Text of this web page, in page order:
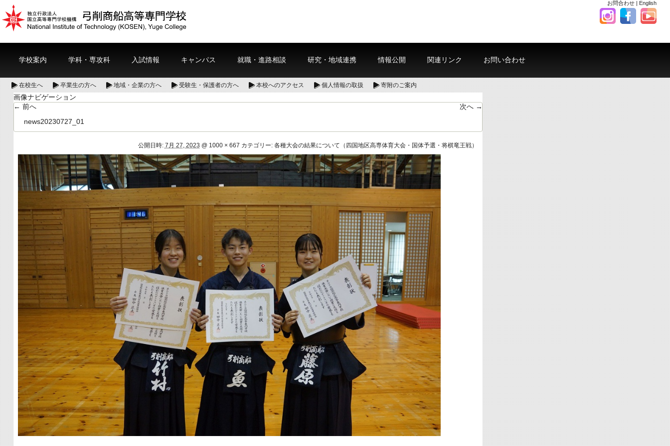
お問合わせ | English
学校案内 学科・専攻科 入試情報 キャンパス 就職・進路相談 研究・地域連携 情報公開 関連リンク お問い合わせ
在校生へ 卒業生の方へ 地域・企業の方へ 受験生・保護者の方へ 本校へのアクセス 個人情報の取扱 寄附のご案内
画像ナビゲーション
← 前へ
次へ →
news20230727_01
公開日時: 7月 27, 2023 @ 1000 × 667 カテゴリー: 各種大会の結果について（四国地区高専体育大会・国体予選・将棋竜王戦）